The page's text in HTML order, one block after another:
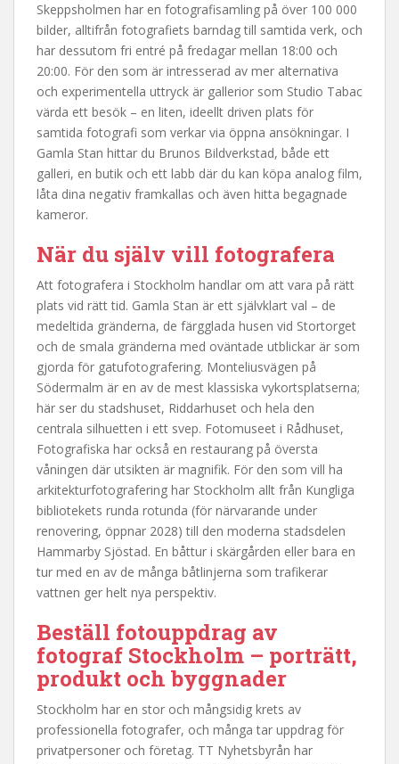
Skeppsholmen har en fotografisamling på över 100 000
bilder, alltifrån fotografiets barndag till samtida verk, och
har dessutom fri entré på fredagar mellan 18:00 och
20:00. För den som är intresserad av mer alternativa
och experimentella uttryck är gallerior som Studio Tabac
värda ett besök – en liten, ideellt driven plats för
samtida fotografi som verkar via öppna ansökningar. I
Gamla Stan hittar du Brunos Bildverkstad, både ett
galleri, en butik och ett labb där du kan köpa analog film,
låta dina negativ framkallas och även hitta begagnade
kameror.
När du själv vill fotografera
Att fotografera i Stockholm handlar om att vara på rätt
plats vid rätt tid. Gamla Stan är ett självklart val – de
medeltida gränderna, de färgglada husen vid Stortorget
och de smala gränderna med oväntade utblickar är som
gjorda för gatufotografering. Monteliusvägen på
Södermalm är en av de mest klassiska vykortsplatserna;
här ser du stadshuset, Riddarhuset och hela den
centrala silhuetten i ett svep. Fotomuseet i Rådhuset,
Fotografiska har också en restaurang på översta
våningen där utsikten är magnifik. För den som vill ha
arkitekturfotografering har Stockholm allt från Kungliga
bibliotekets runda rotunda (för närvarande under
renovering, öppnar 2028) till den moderna stadsdelen
Hammarby Sjöstad. En båttur i skärgården eller bara en
tur med en av de många båtlinjerna som trafikerar
vattnen ger helt nya perspektiv.
Beställ fotouppdrag av
fotograf Stockholm – porträtt,
produkt och byggnader
Stockholm har en stor och mångsidig krets av
professionella fotografer, och många tar uppdrag för
privatpersoner och företag. TT Nyhetsbyrån har